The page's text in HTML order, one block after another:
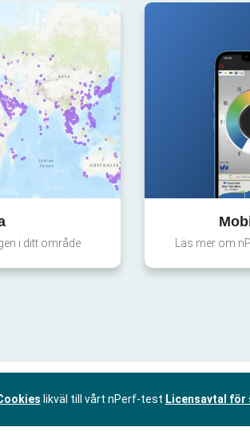
i ditt område Läs mer om
likväl till vårt nPerf-test Licensavtal för